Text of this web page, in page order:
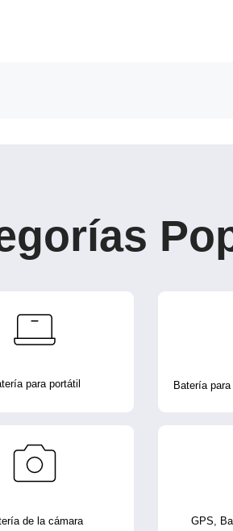
para portátil Batería
de la cámara GPS,